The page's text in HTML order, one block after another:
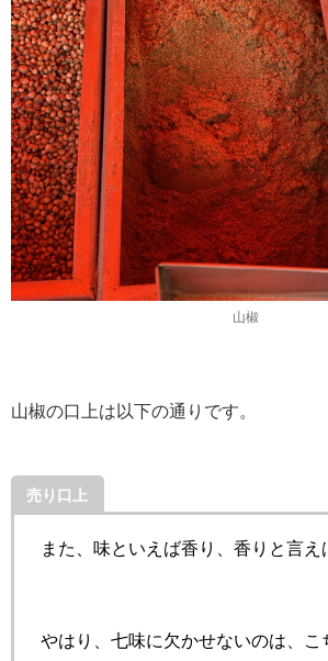
山椒
山椒の口上は以下の通りです。
売り口上
また、味といえば香り、香りと言え
やはり、七味に欠かせないのは、こ